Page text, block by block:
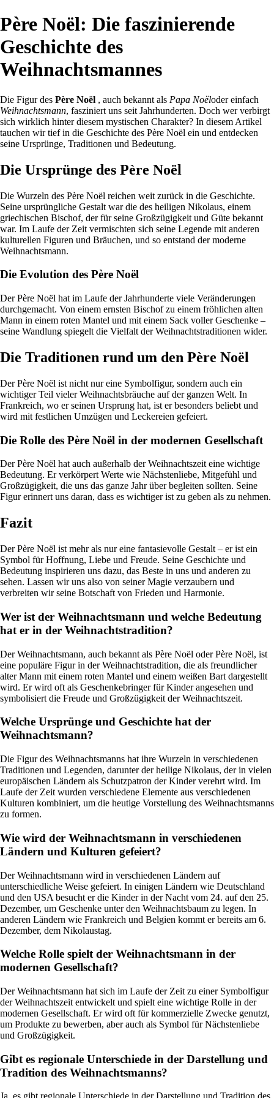
Père Noël: Die faszinierende
Geschichte des
Weihnachtsmannes
Die Figur des Père Noël , auch bekannt als Papa Noëloder einfach
Weihnachtsmann, fasziniert uns seit Jahrhunderten. Doch wer verbirgt
sich wirklich hinter diesem mystischen Charakter? In diesem Artikel
tauchen wir tief in die Geschichte des Père Noël ein und entdecken
seine Ursprünge, Traditionen und Bedeutung.
Die Ursprünge des Père Noël
Die Wurzeln des Père Noël reichen weit zurück in die Geschichte.
Seine ursprüngliche Gestalt war die des heiligen Nikolaus, einem
griechischen Bischof, der für seine Großzügigkeit und Güte bekannt
war. Im Laufe der Zeit vermischten sich seine Legende mit anderen
kulturellen Figuren und Bräuchen, und so entstand der moderne
Weihnachtsmann.
Die Evolution des Père Noël
Der Père Noël hat im Laufe der Jahrhunderte viele Veränderungen
durchgemacht. Von einem ernsten Bischof zu einem fröhlichen alten
Mann in einem roten Mantel und mit einem Sack voller Geschenke –
seine Wandlung spiegelt die Vielfalt der Weihnachtstraditionen wider.
Die Traditionen rund um den Père Noël
Der Père Noël ist nicht nur eine Symbolfigur, sondern auch ein
wichtiger Teil vieler Weihnachtsbräuche auf der ganzen Welt. In
Frankreich, wo er seinen Ursprung hat, ist er besonders beliebt und
wird mit festlichen Umzügen und Leckereien gefeiert.
Die Rolle des Père Noël in der modernen Gesellschaft
Der Père Noël hat auch außerhalb der Weihnachtszeit eine wichtige
Bedeutung. Er verkörpert Werte wie Nächstenliebe, Mitgefühl und
Großzügigkeit, die uns das ganze Jahr über begleiten sollten. Seine
Figur erinnert uns daran, dass es wichtiger ist zu geben als zu nehmen.
Fazit
Der Père Noël ist mehr als nur eine fantasievolle Gestalt – er ist ein
Symbol für Hoffnung, Liebe und Freude. Seine Geschichte und
Bedeutung inspirieren uns dazu, das Beste in uns und anderen zu
sehen. Lassen wir uns also von seiner Magie verzaubern und
verbreiten wir seine Botschaft von Frieden und Harmonie.
Wer ist der Weihnachtsmann und welche Bedeutung
hat er in der Weihnachtstradition?
Der Weihnachtsmann, auch bekannt als Père Noël oder Père Noël, ist
eine populäre Figur in der Weihnachtstradition, die als freundlicher
alter Mann mit einem roten Mantel und einem weißen Bart dargestellt
wird. Er wird oft als Geschenkebringer für Kinder angesehen und
symbolisiert die Freude und Großzügigkeit der Weihnachtszeit.
Welche Ursprünge und Geschichte hat der
Weihnachtsmann?
Die Figur des Weihnachtsmanns hat ihre Wurzeln in verschiedenen
Traditionen und Legenden, darunter der heilige Nikolaus, der in vielen
europäischen Ländern als Schutzpatron der Kinder verehrt wird. Im
Laufe der Zeit wurden verschiedene Elemente aus verschiedenen
Kulturen kombiniert, um die heutige Vorstellung des Weihnachtsmanns
zu formen.
Wie wird der Weihnachtsmann in verschiedenen
Ländern und Kulturen gefeiert?
Der Weihnachtsmann wird in verschiedenen Ländern auf
unterschiedliche Weise gefeiert. In einigen Ländern wie Deutschland
und den USA besucht er die Kinder in der Nacht vom 24. auf den 25.
Dezember, um Geschenke unter den Weihnachtsbaum zu legen. In
anderen Ländern wie Frankreich und Belgien kommt er bereits am 6.
Dezember, dem Nikolaustag.
Welche Rolle spielt der Weihnachtsmann in der
modernen Gesellschaft?
Der Weihnachtsmann hat sich im Laufe der Zeit zu einer Symbolfigur
der Weihnachtszeit entwickelt und spielt eine wichtige Rolle in der
modernen Gesellschaft. Er wird oft für kommerzielle Zwecke genutzt,
um Produkte zu bewerben, aber auch als Symbol für Nächstenliebe
und Großzügigkeit.
Gibt es regionale Unterschiede in der Darstellung und
Tradition des Weihnachtsmanns?